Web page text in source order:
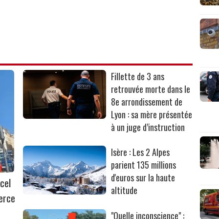
Fillette de 3 ans
retrouvée morte dans le
8e arrondissement de
Lyon : sa mère présentée
à un juge d’instruction
Isère : Les 2 Alpes
parient 135 millions
d'euros sur la haute
altitude
"Quelle inconscience" :